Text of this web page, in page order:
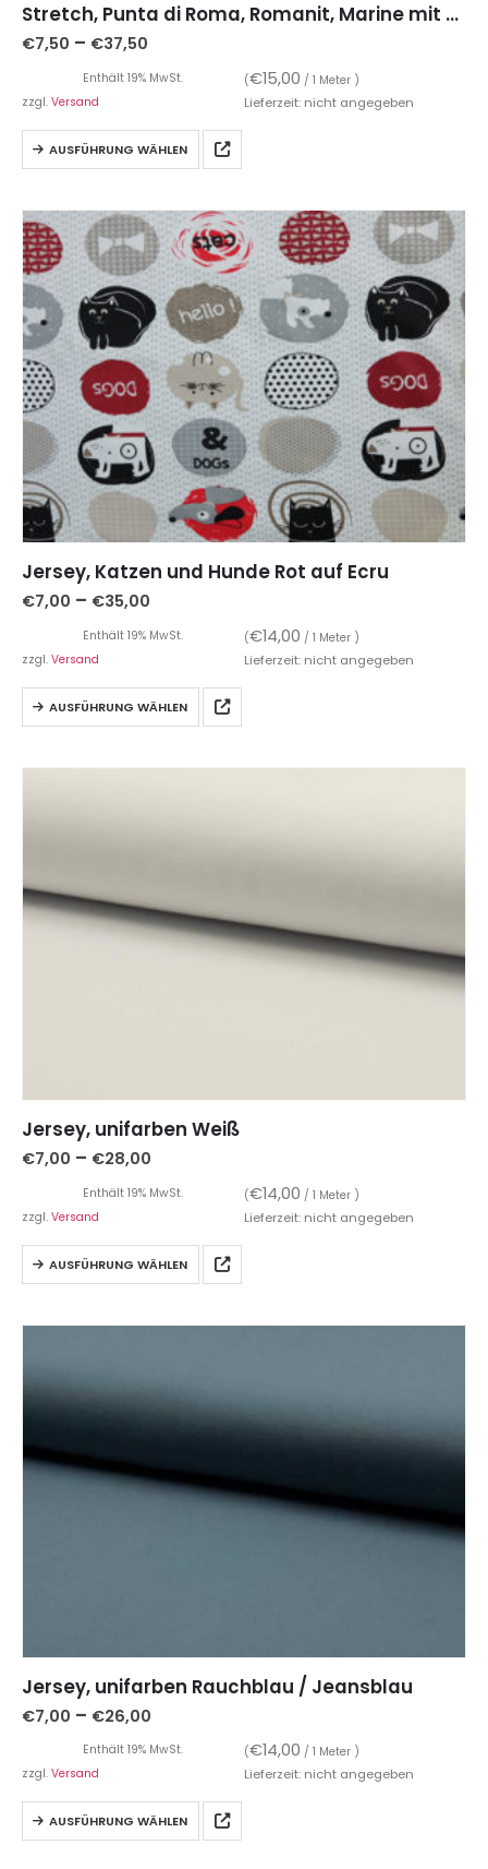
Stretch, Punta di Roma, Romanit, Marine mit Nadelstreifen
€7,50 – €37,50
Enthält 19% MwSt. (€15,00 / 1 Meter )
zzgl. Versand Lieferzeit: nicht angegeben
AUSFÜHRUNG WÄHLEN
Jersey, Katzen und Hunde Rot auf Ecru
€7,00 – €35,00
Enthält 19% MwSt. (€14,00 / 1 Meter )
zzgl. Versand Lieferzeit: nicht angegeben
AUSFÜHRUNG WÄHLEN
Jersey, unifarben Weiß
€7,00 – €28,00
Enthält 19% MwSt. (€14,00 / 1 Meter )
zzgl. Versand Lieferzeit: nicht angegeben
AUSFÜHRUNG WÄHLEN
Jersey, unifarben Rauchblau / Jeansblau
€7,00 – €26,00
Enthält 19% MwSt. (€14,00 / 1 Meter )
zzgl. Versand Lieferzeit: nicht angegeben
AUSFÜHRUNG WÄHLEN